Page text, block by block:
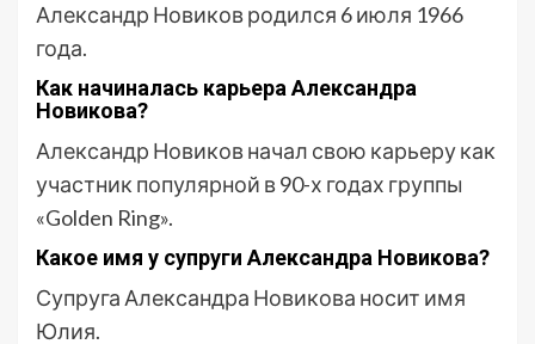
Александр Новиков родился 6 июля 1966
года.
Как начиналась карьера Александра
Новикова?
Александр Новиков начал свою карьеру как
участник популярной в 90-х годах группы
«Golden Ring».
Какое имя у супруги Александра Новикова?
Супруга Александра Новикова носит имя
Юлия.